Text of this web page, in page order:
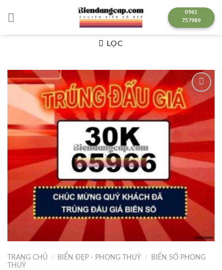
0961
757989
LỌC
Lưu
TRANG CHỦ / BIỂN ĐẸP - PHONG THUỶ /
BIỂN SỐ PHONG
THUỶ